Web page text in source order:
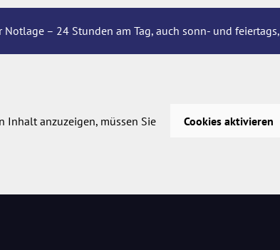
– 24 Stunden am Tag, auch sonn- und feiertags,
Inhalt anzuzeigen, müssen Sie Cookies aktivieren